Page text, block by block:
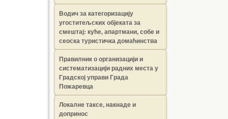
Водич за категоризацију
угоститељских објеката за
смештај: куће, апартмани, собе и
сеоска туристичка домаћинства
Правилник о организацији и
систематизацији радних места у
Градској управи Града
Пожаревца
Локалне таксе, накнаде и
допринос